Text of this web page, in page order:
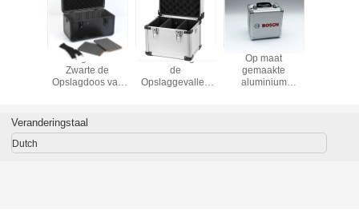
Lichtgewicht
Zwarte de
Opslagdoos van
met Schouder
Kleine Draagbare
de
Opslaggevallen
Schuimverdelers
Op maat
gemaakte
aluminium
met gesneden
Veranderingstaal
Dutch